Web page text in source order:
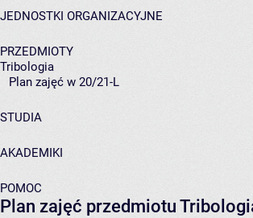
JEDNOSTKI ORGANIZACYJNE
PRZEDMIOTY
Tribologia
Plan zajęć w 20/21-L
STUDIA
AKADEMIKI
POMOC
Plan zajęć przedmiotu